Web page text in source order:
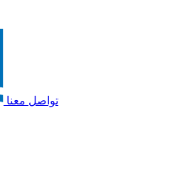
تواصل معنا